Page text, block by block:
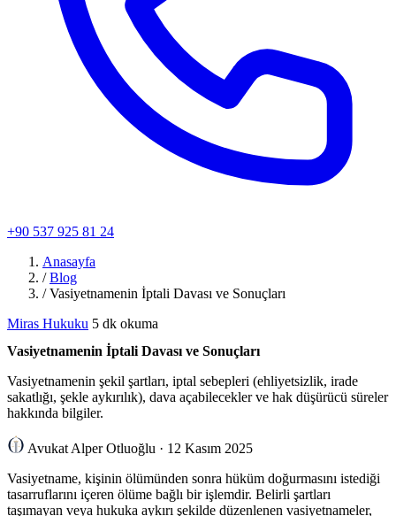
+90 537 925 81 24
Anasayfa
/ Blog
/ Vasiyetnamenin İptali Davası ve Sonuçları
Miras Hukuku 5 dk okuma
Vasiyetnamenin İptali Davası ve Sonuçları
Vasiyetnamenin şekil şartları, iptal sebepleri (ehliyetsizlik, irade
sakatlığı, şekle aykırılık), dava açabilecekler ve hak düşürücü süreler
hakkında bilgiler.
Avukat Alper Otluoğlu · 12 Kasım 2025
Vasiyetname, kişinin ölümünden sonra hüküm doğurmasını istediği
tasarruflarını içeren ölüme bağlı bir işlemdir. Belirli şartları
taşımayan veya hukuka aykırı şekilde düzenlenen vasiyetnameler,